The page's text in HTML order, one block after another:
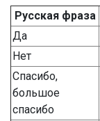
Русская фраза
Да
Нет
Спасибо,
большое
спасибо